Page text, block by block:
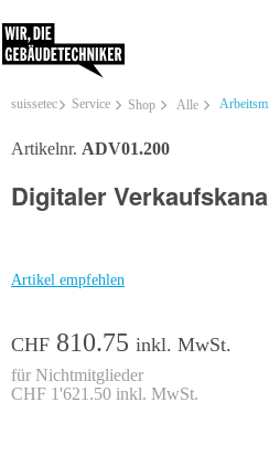
suissetec Service Shop Alle
Artikelnr. ADV01.200
Digitaler
Artikel empfehlen
CHF 810.75 inkl. MwSt.
für Nichtmitglieder
CHF 1'621.50 inkl. MwSt.